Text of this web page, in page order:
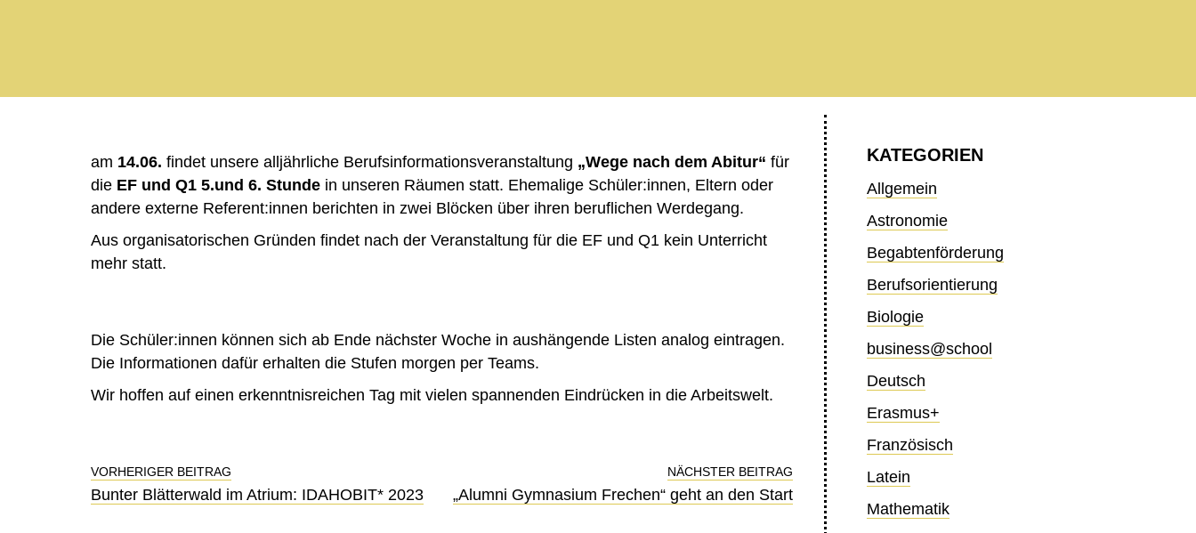
am 14.06. findet unsere alljährliche Berufsinformationsveranstaltung „Wege nach dem Abitur“ für
die EF und Q1 5.und 6. Stunde in unseren Räumen statt. Ehemalige Schüler:innen, Eltern oder
andere externe Referent:innen berichten in zwei Blöcken über ihren beruflichen Werdegang.
Aus organisatorischen Gründen findet nach der Veranstaltung für die EF und Q1 kein Unterricht
mehr statt.
Die Schüler:innen können sich ab Ende nächster Woche in aushängende Listen analog eintragen.
Die Informationen dafür erhalten die Stufen morgen per Teams.
Wir hoffen auf einen erkenntnisreichen Tag mit vielen spannenden Eindrücken in die Arbeitswelt.
VORHERIGER BEITRAG
Bunter Blätterwald im Atrium: IDAHOBIT* 2023
NÄCHSTER BEITRAG
„Alumni Gymnasium Frechen“ geht an den Start
KATEGORIEN
Allgemein
Astronomie
Begabtenförderung
Berufsorientierung
Biologie
business@school
Deutsch
Erasmus+
Französisch
Latein
Mathematik